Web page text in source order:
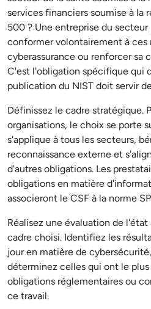
services financiers soumise à la
500 ? Une entreprise du
conformer volontairement à ces
cyberassurance ou renforcer sa
C'est l'obligation spécifique qui
publication du NIST doit servir
Définissez le cadre stratégique.
organisations, le choix se porte
s'applique à tous les secteurs,
reconnaissance externe et
d'autres obligations. Les
obligations en matière
associeront le CSF à la norme
Réalisez une évaluation de
cadre choisi. Identifiez les
jour en matière de
déterminez celles qui ont le
obligations réglementaires ou
ce travail.